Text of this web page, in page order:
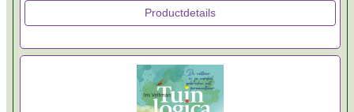
Productdetails